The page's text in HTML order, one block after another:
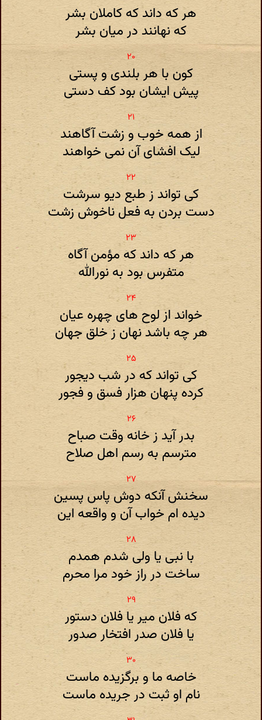
هر که داند که کاملان بشر
که نهانند در میان بشر
کون با هر بلندی و پستی
پیش ایشان بود کف دستی
از همه خوب و زشت آگاهند
لیک افشای آن نمی خواهند
کی تواند ز طبع دیو سرشت
دست بردن به فعل ناخوش زشت
هر که داند که مؤمن آگاه
متفرس بود به نورالله
خواند از لوح های چهره عیان
هر چه باشد نهان ز خلق جهان
کی تواند که در شب دیجور
کرده پنهان هزار فسق و فجور
بدر آید ز خانه وقت صباح
مترسم به رسم اهل صلاح
سخنش آنکه دوش پاس پسین
دیده ام خواب آن و واقعه این
با نبی یا ولی شدم همدم
ساخت در راز خود مرا محرم
که فلان میر یا فلان دستور
یا فلان صدر افتخار صدور
خاصه ما و برگزیده ماست
نام او ثبت در جریده ماست